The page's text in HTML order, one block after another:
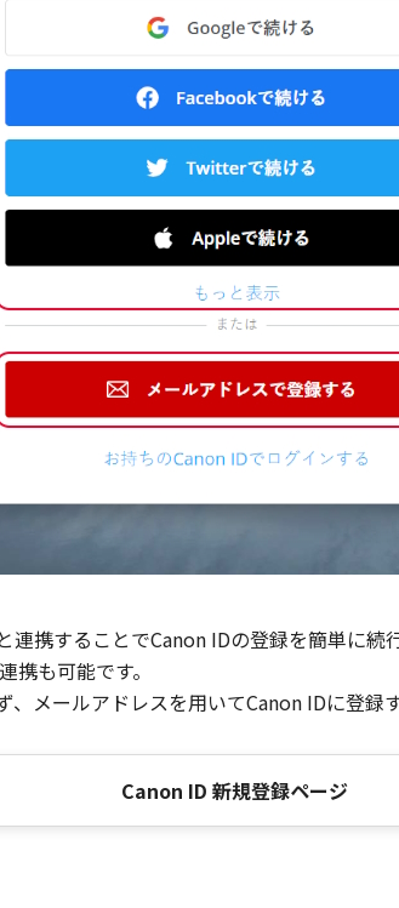
携することでCanon IDの登録を簡単に続
携も可能です。
メールアドレスを用いてCanon IDに登録
Canon ID 新規登録ページ